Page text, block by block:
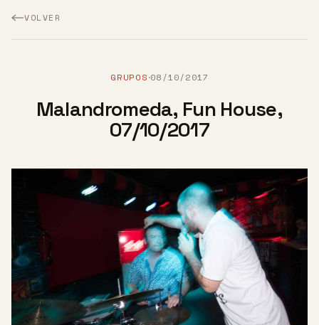
VOLVER
GRUPOS·08/10/2017
Malandromeda, Fun House,
07/10/2017